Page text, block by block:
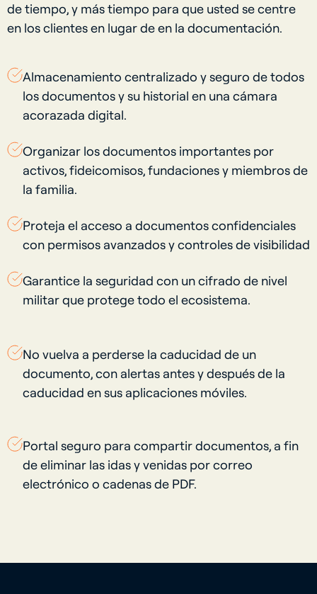
de tiempo, y más tiempo para que usted se centre
en los clientes en lugar de en la documentación.
Almacenamiento centralizado y seguro de todos
los documentos y su historial en una cámara
acorazada digital.
Organizar los documentos importantes por
activos, fideicomisos, fundaciones y miembros de
la familia.
Proteja el acceso a documentos confidenciales
con permisos avanzados y controles de visibilidad
Garantice la seguridad con un cifrado de nivel
militar que protege todo el ecosistema.
No vuelva a perderse la caducidad de un
documento, con alertas antes y después de la
caducidad en sus aplicaciones móviles.
Portal seguro para compartir documentos, a fin
de eliminar las idas y venidas por correo
electrónico o cadenas de PDF.